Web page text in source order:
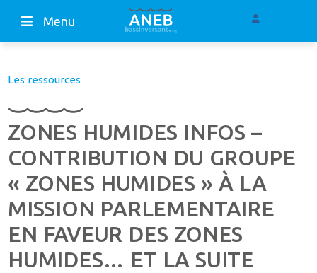
Menu
Les ressources
ZONES HUMIDES INFOS –
CONTRIBUTION DU GROUPE
« ZONES HUMIDES » À LA
MISSION PARLEMENTAIRE
EN FAVEUR DES ZONES
HUMIDES… ET LA SUITE